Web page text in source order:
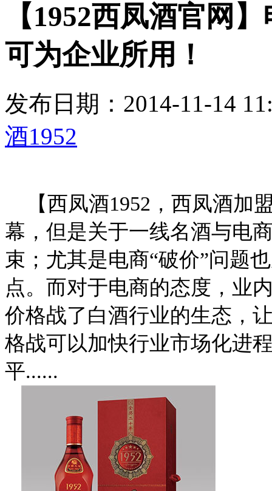
【1952西凤酒官网
可为企业所用！
发布日期：2014-11-14
酒1952
【西凤酒1952，西凤酒加
幕，但是关于一线名酒与电
束；尤其是电商“破价”问题
点。而对于电商的态度，业
价格战了白酒行业的生态，
格战可以加快行业市场化进
平......